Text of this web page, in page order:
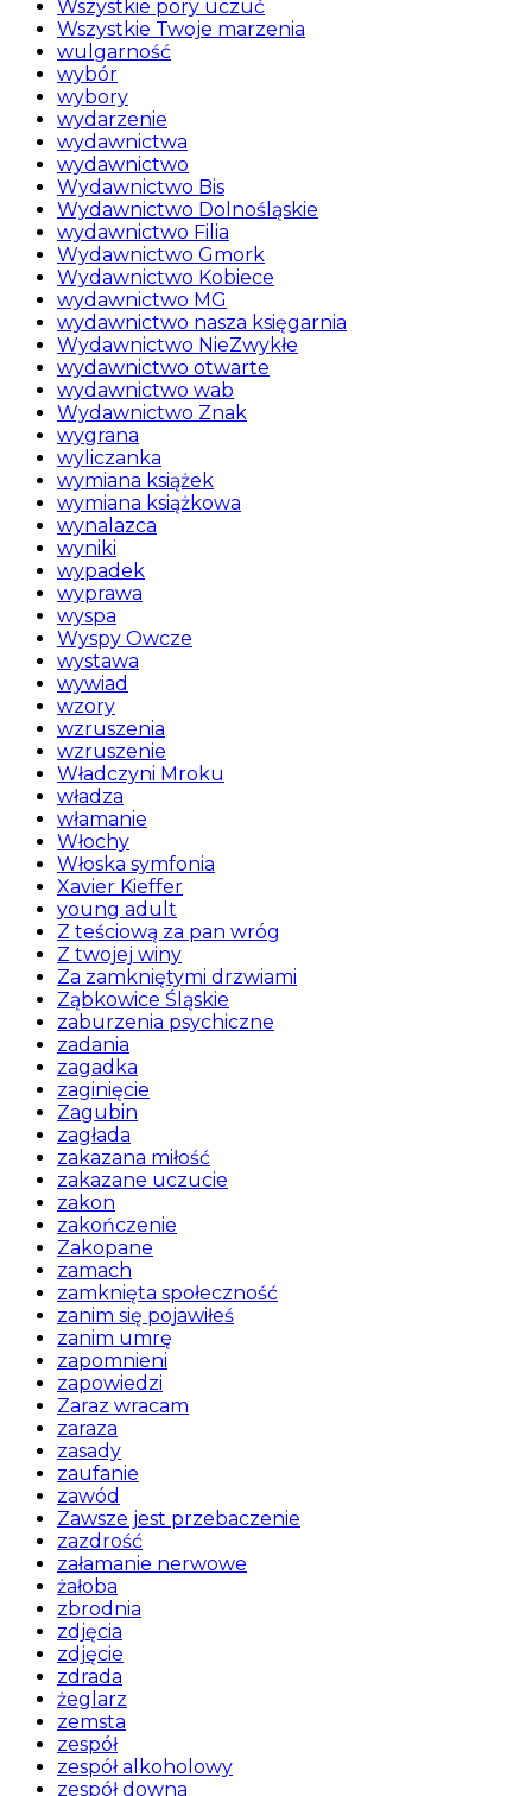
Wszystkie pory uczuć
Wszystkie Twoje marzenia
wulgarność
wybór
wybory
wydarzenie
wydawnictwa
wydawnictwo
Wydawnictwo Bis
Wydawnictwo Dolnośląskie
wydawnictwo Filia
Wydawnictwo Gmork
Wydawnictwo Kobiece
wydawnictwo MG
wydawnictwo nasza księgarnia
Wydawnictwo NieZwykłe
wydawnictwo otwarte
wydawnictwo wab
Wydawnictwo Znak
wygrana
wyliczanka
wymiana książek
wymiana książkowa
wynalazca
wyniki
wypadek
wyprawa
wyspa
Wyspy Owcze
wystawa
wywiad
wzory
wzruszenia
wzruszenie
Władczyni Mroku
władza
włamanie
Włochy
Włoska symfonia
Xavier Kieffer
young adult
Z teściową za pan wróg
Z twojej winy
Za zamkniętymi drzwiami
Ząbkowice Śląskie
zaburzenia psychiczne
zadania
zagadka
zaginięcie
Zagubin
zagłada
zakazana miłość
zakazane uczucie
zakon
zakończenie
Zakopane
zamach
zamknięta społeczność
zanim się pojawiłeś
zanim umrę
zapomnieni
zapowiedzi
Zaraz wracam
zaraza
zasady
zaufanie
zawód
Zawsze jest przebaczenie
zazdrość
załamanie nerwowe
żałoba
zbrodnia
zdjęcia
zdjęcie
zdrada
żeglarz
zemsta
zespół
zespół alkoholowy
zespół downa